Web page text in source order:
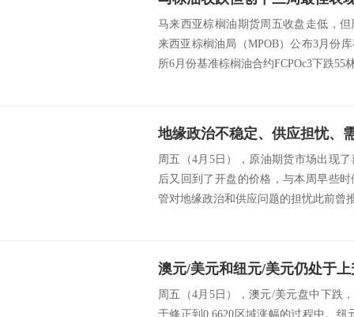
马来西亚棕榈油期货周五收盘走低，
来西亚棕榈油局（MPOB）公布3月份
所6月份基准棕榈油合约FCPOc3下跌55
周五（4月5日），原油期货市场出现
后又回到了开盘的价格，与本周早些
管对地缘政治和供应问题的担忧此前曾
澳元/美元和纽元/美元仍处于
周五（4月5日），澳元/美元盘中下跌
于修正到0.6620区域涨幅的过程中。